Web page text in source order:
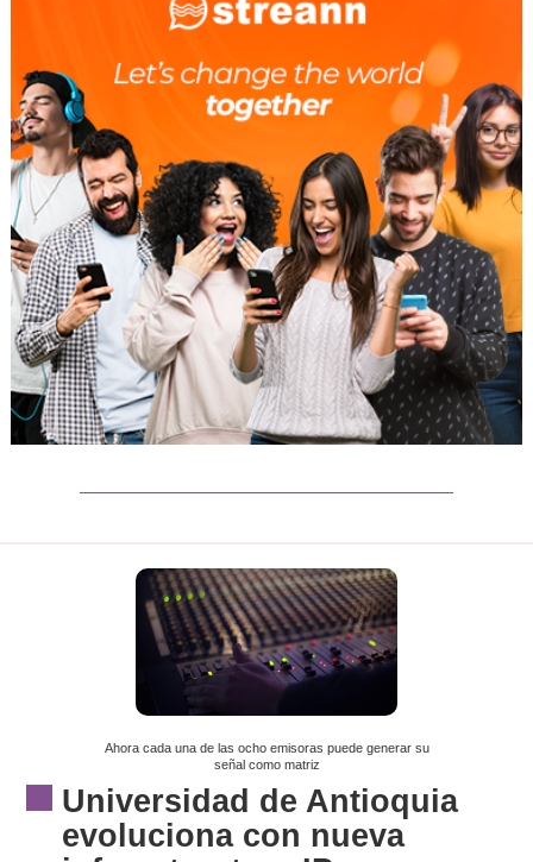
Ahora cada una de las ocho emisoras puede generar su
señal como matriz
Universidad de Antioquia
evoluciona con nueva